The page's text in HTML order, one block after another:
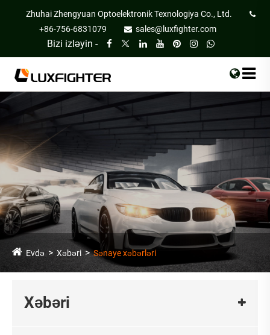
Zhuhai Zhengyuan Optoelektronik Texnologiya Co., Ltd.
+86-756-6831079
sales@luxfighter.com
Bizi izləyin -
Evdə Xəbəri Sənaye xəbərləri
Xəbəri